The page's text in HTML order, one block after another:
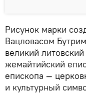
Рисунок марки
Вацловасом
великий
жемайтийский
епископа —
и культурный